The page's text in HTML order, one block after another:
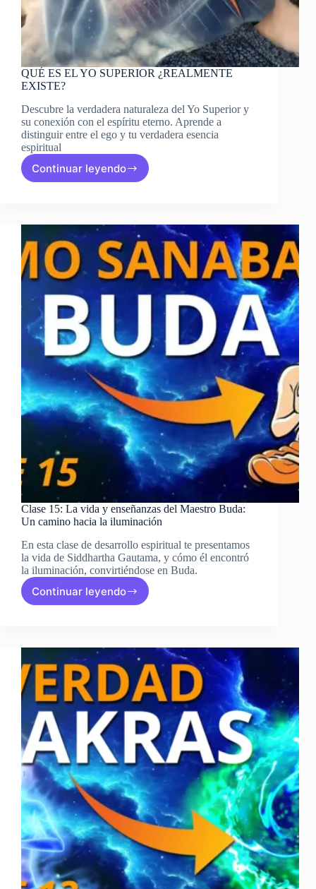
QUÉ ES EL YO SUPERIOR ¿REALMENTE
EXISTE?
Descubre la verdadera naturaleza del Yo Superior y
su conexión con el espíritu eterno. Aprende a
distinguir entre el ego y tu verdadera esencia
espiritual
Continuar leyendo
QUÉ
SUPERIOR
¿REALMENTE
EXISTE?
Clase 15: La vida y enseñanzas del Maestro Buda:
Un camino hacia la iluminación
En esta clase de desarrollo espiritual te presentamos
la vida de Siddhartha Gautama, y cómo él encontró
la iluminación, convirtiéndose en Buda.
Continuar leyendo
Clase
y
enseñanzas
del
Maestro
Buda:
Un
camino
hacia
la
iluminación